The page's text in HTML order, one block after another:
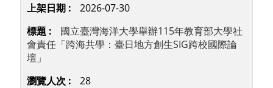
2026-07-30
國立臺灣海洋大學舉辦115年教育部大學社
會責任「跨海共學：臺日地方創生SIG跨校國際論
壇」
28